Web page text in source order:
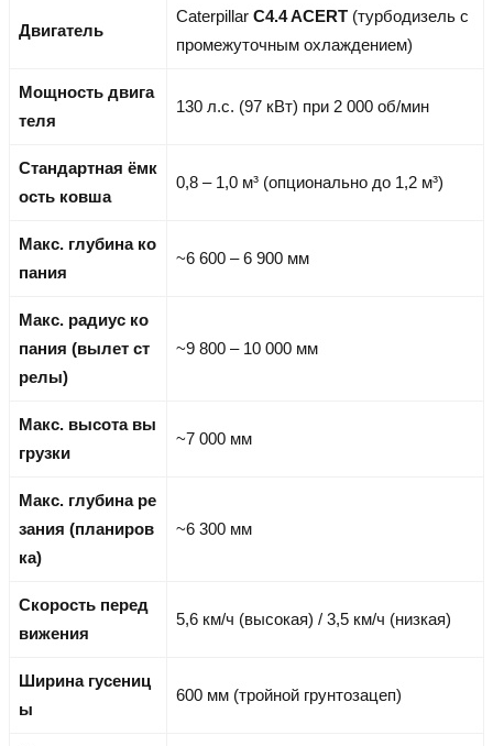
Двигатель
Caterpillar C4.4 ACERT (турбодизель с
промежуточным охлаждением)
Мощность двига
теля
130 л.с. (97 кВт) при 2 000 об/мин
Стандартная ёмк
ость ковша
0,8 – 1,0 м³ (опционально до 1,2 м³)
Макс. глубина ко
пания
~6 600 – 6 900 мм
Макс. радиус ко
пания (вылет ст
релы)
~9 800 – 10 000 мм
Макс. высота вы
грузки
~7 000 мм
Макс. глубина ре
зания (планиров
ка)
~6 300 мм
Скорость перед
вижения
5,6 км/ч (высокая) / 3,5 км/ч (низкая)
Ширина гусениц
ы
600 мм (тройной грунтозацеп)